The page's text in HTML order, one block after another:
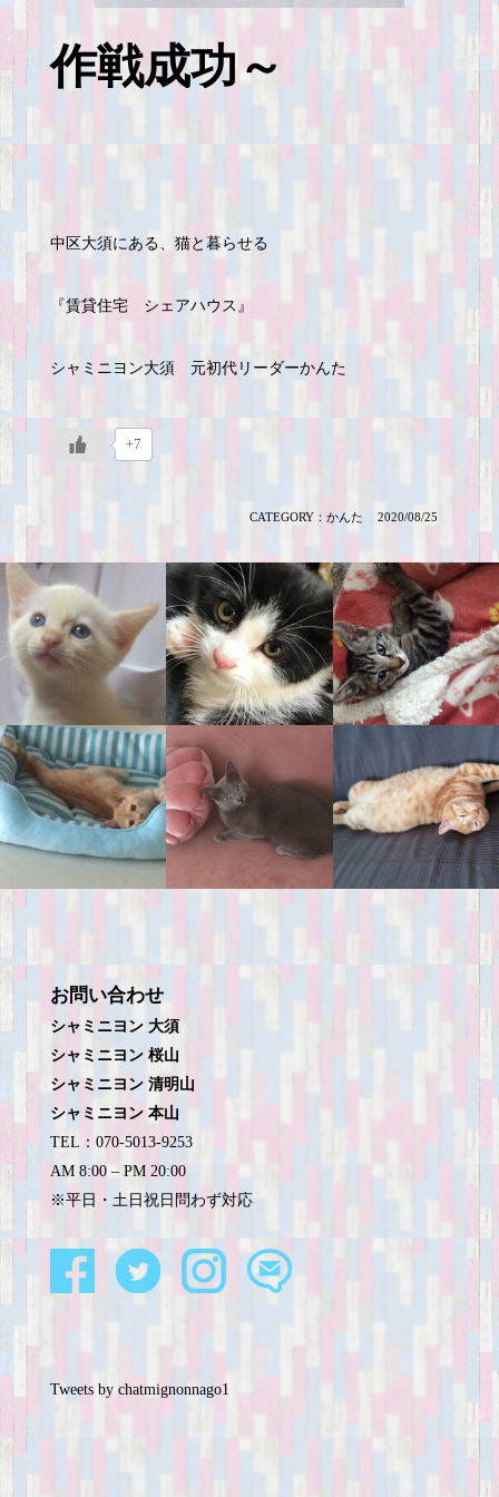
作戦成功～
中区大須にある、猫と暮らせる
『賃貸住宅 シェアハウス』
シャミニヨン大須 元初代リーダーかんた
+7
CATEGORY：かんた 2020/08/25
お問い合わせ
シャミニヨン 大須
シャミニヨン 桜山
シャミニヨン 清明山
シャミニヨン 本山
TEL：070-5013-9253
AM 8:00 – PM 20:00
※平日・土日祝日問わず対応
Tweets by chatmignonnago1